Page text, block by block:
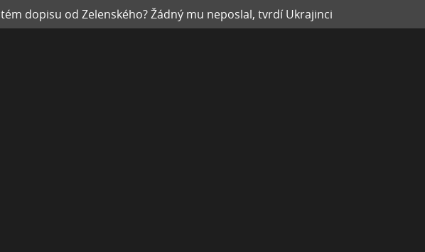
dopisu od Zelenského? Žádný mu neposlal, tvrdí Ukrajinci